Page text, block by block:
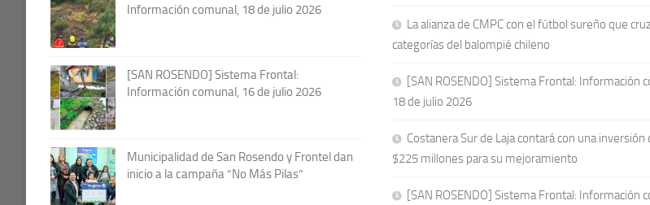
Información comunal, 18 de julio 2026
[SAN ROSENDO] Sistema Frontal:
Información comunal, 16 de julio 2026
Municipalidad de San Rosendo y Frontel dan
inicio a la campaña “No Más Pilas”
La alianza de CMPC con el fútbol sureño que
categorías del balompié chileno
[SAN ROSENDO] Sistema Frontal: Información
18 de julio 2026
Costanera Sur de Laja contará con una inversión
$225 millones para su mejoramiento
[SAN ROSENDO] Sistema Frontal: Información